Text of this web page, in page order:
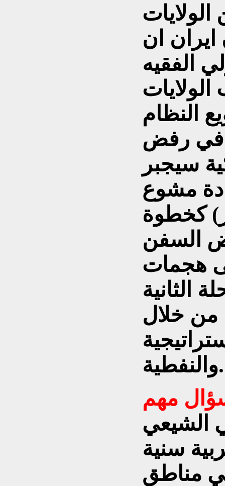
ان
الفقيه
في رفض
سيجبر
مشوع
كخطوة
السفن
هجمات
الثانية
من خلال
والنفطية.
مهم
الشيعي
سنية
مناطق